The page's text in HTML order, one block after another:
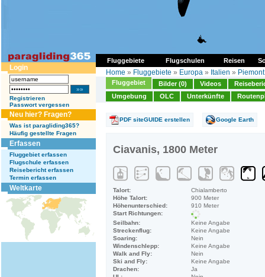
Fluggebiete Flugschulen Reisen
Login
Registrieren
Passwort vergessen
Neu hier? Fragen?
Was ist paragliding365?
Häufig gestellte Fragen
Erfassen
Fluggebiet erfassen
Flugschule erfassen
Reisebericht erfassen
Termin erfassen
Weltkarte
Home » Fluggebiete » Europa » Italien » Piemont
Fluggebiet Bilder (0) Videos
Umgebung
OLC Unterkünfte
PDF siteGUIDE erstellen Google Earth
Ciavanis, 1800 Meter
Talort:
Chialamberto
Höhe Talort:
900 Meter
Höhenunterschied:
910 Meter
Start Richtungen:
Seilbahn:
Keine Angabe
Streckenflug:
Keine Angabe
Soaring:
Nein
Windenschlepp:
Keine Angabe
Walk and Fly:
Nein
Ski and Fly:
Keine Angabe
Drachen:
Ja